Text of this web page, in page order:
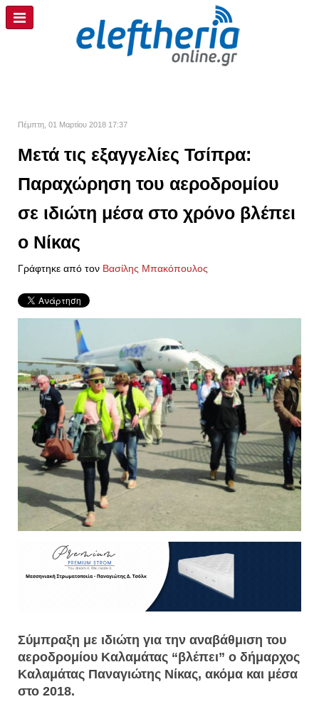
Πέμπτη, 01 Μαρτίου 2018 17:37
Μετά τις εξαγγελίες Τσίπρα:
Παραχώρηση του αεροδρομίου
σε ιδιώτη μέσα στο χρόνο βλέπει
ο Νίκας
Γράφτηκε από τον Βασίλης Μπακόπουλος
Σύμπραξη με ιδιώτη για την αναβάθμιση του
αεροδρομίου Καλαμάτας “βλέπει” ο δήμαρχος
Καλαμάτας Παναγιώτης Νίκας, ακόμα και μέσα
στο 2018.